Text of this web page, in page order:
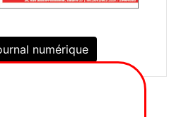
numérique